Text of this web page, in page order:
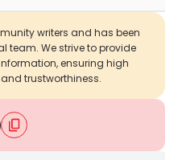
writers and has been
team. We strive to provide
ensuring high
trustworthiness.